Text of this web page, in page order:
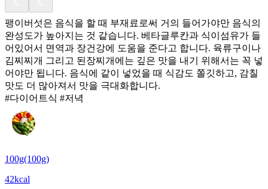
팽이버섯은 음식을 할 때 부재료로써 거의 들어가야만 음식의
완성도가 높아지는 것 같습니다. 베타글루칸과 식이섬유가 들
어있어서 면역과 장건강에 도움을 준다고 합니다. 육류구이나
김찌찌개 그리고 된장찌개에는 깊은 맛을 내기 위해서는 꼭 넣
어야만 됩니다. 음식에 같이 넣었을 때 식감도 쫄깃하고, 감칠
맛도 더 많아져서 맛을 극대화합니다.
#다이어트식 #저녁
100g(100g)
42kcal